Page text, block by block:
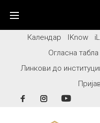
contentКалендар IKnow
Огласна табла
Линкови до
FacebookInstagram